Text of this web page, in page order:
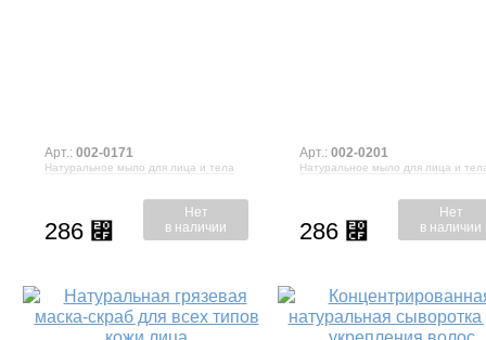
Натуральное мыло для лица и тела
Арт.: 002-0171
286 ⃏
Нет
в наличии
Натуральное мыло для лица и
Арт.: 002-0201
286 ⃏
Нет
в наличии